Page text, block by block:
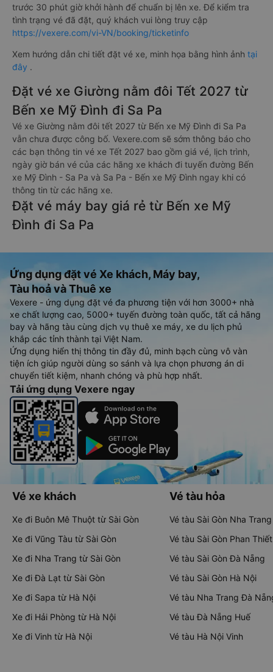
trước 30 phút giờ khởi hành để chuẩn bị lên xe. Để kiểm tra
tình trạng vé đã đặt, quý khách vui lòng truy cập
https://vexere.com/vi-VN/booking/ticketinfo
Xem hướng dẫn chi tiết đặt vé xe, minh họa bằng hình ảnh tại
đây .
Đặt vé xe Giường nằm đôi Tết 2027 từ
Bến xe Mỹ Đình đi Sa Pa
Vé xe Giường nằm đôi tết 2027 từ Bến xe Mỹ Đình đi Sa Pa
vẫn chưa được công bố. Vexere.com sẽ sớm thông báo cho
các bạn thông tin vé xe Tết 2027 bao gồm giá vé, lịch trình,
ngày giờ bán vé của các hãng xe khách đi tuyến đường Bến
xe Mỹ Đình - Sa Pa và Sa Pa - Bến xe Mỹ Đình ngay khi có
thông tin từ các hãng xe.
Đặt vé máy bay giá rẻ từ Bến xe Mỹ
Đình đi Sa Pa
Ứng dụng đặt vé Xe khách, Máy bay,
Tàu hoả và Thuê xe
Vexere - ứng dụng đặt vé đa phương tiện với hơn 3000+ nhà
xe chất lượng cao, 5000+ tuyến đường toàn quốc, tất cả hãng
bay và hãng tàu cùng dịch vụ thuê xe máy, xe du lịch phủ
khắp các tỉnh thành tại Việt Nam.
Ứng dụng hiển thị thông tin đầy đủ, minh bạch cùng vô vàn
tiện ích giúp người dùng so sánh và lựa chọn phương án di
chuyển tiết kiệm, nhanh chóng và phù hợp nhất.
Tải ứng dụng Vexere ngay
Vé xe khách
Xe đi Buôn Mê Thuột từ Sài Gòn
Xe đi Vũng Tàu từ Sài Gòn
Xe đi Nha Trang từ Sài Gòn
Xe đi Đà Lạt từ Sài Gòn
Xe đi Sapa từ Hà Nội
Xe đi Hải Phòng từ Hà Nội
Xe đi Vinh từ Hà Nội
Vé tàu hỏa
Vé tàu Sài Gòn Nha Trang
Vé tàu Sài Gòn Phan Thiết
Vé tàu Sài Gòn Đà Nẵng
Vé tàu Sài Gòn Hà Nội
Vé tàu Nha Trang Đà
Vé tàu Đà Nẵng Huế
Vé tàu Hà Nội Vinh